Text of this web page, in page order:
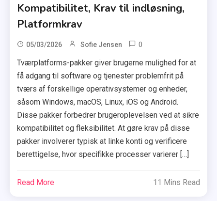
Kompatibilitet, Krav til indløsning,
Platformkrav
05/03/2026 Sofie Jensen 0
Tværplatforms-pakker giver brugerne mulighed for at
få adgang til software og tjenester problemfrit på
tværs af forskellige operativsystemer og enheder,
såsom Windows, macOS, Linux, iOS og Android.
Disse pakker forbedrer brugeroplevelsen ved at sikre
kompatibilitet og fleksibilitet. At gøre krav på disse
pakker involverer typisk at linke konti og verificere
berettigelse, hvor specifikke processer varierer […]
Read More 11 Mins Read